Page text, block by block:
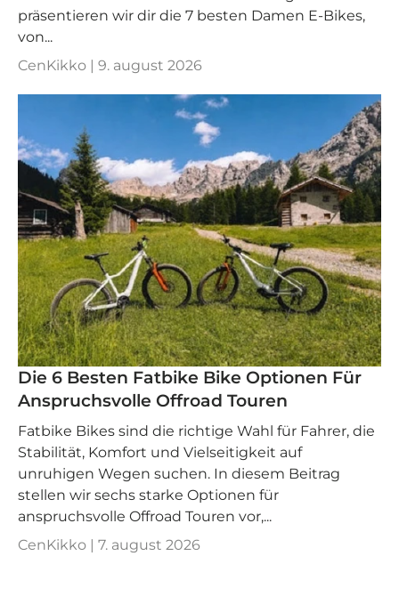
präsentieren wir dir die 7 besten Damen E-Bikes,
von...
CenKikko | 9. august 2026
Die 6 Besten Fatbike Bike Optionen Für
Anspruchsvolle Offroad Touren
Fatbike Bikes sind die richtige Wahl für Fahrer, die
Stabilität, Komfort und Vielseitigkeit auf
unruhigen Wegen suchen. In diesem Beitrag
stellen wir sechs starke Optionen für
anspruchsvolle Offroad Touren vor,...
CenKikko | 7. august 2026